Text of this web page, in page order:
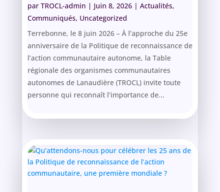
par TROCL-admin | Juin 8, 2026| Actualités,
Communiqués, Uncategorized
Terrebonne, le 8 juin 2026 – À l’approche du 25e
anniversaire de la Politique de reconnaissance de
l’action communautaire autonome, la Table
régionale des organismes communautaires
autonomes de Lanaudière (TROCL) invite toute
personne qui reconnaît l’importance de...